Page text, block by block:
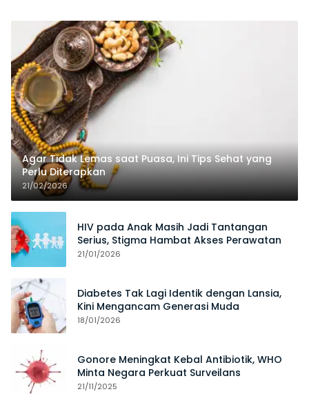
Agar Tidak Lemas saat Puasa, Ini Tips Sehat yang
Perlu Diterapkan
21/02/2026
HIV pada Anak Masih Jadi Tantangan
Serius, Stigma Hambat Akses Perawatan
21/01/2026
Diabetes Tak Lagi Identik dengan Lansia,
Kini Mengancam Generasi Muda
18/01/2026
Gonore Meningkat Kebal Antibiotik, WHO
Minta Negara Perkuat Surveilans
21/11/2025